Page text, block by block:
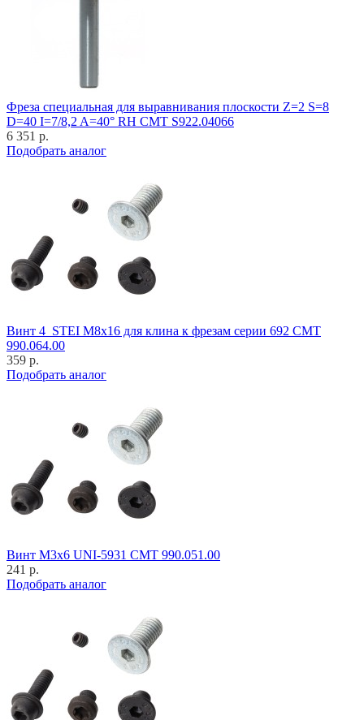
Фреза специальная для выравнивания плоскости Z=2 S=8
D=40 I=7/8,2 A=40° RH CMT S922.04066
6 351 р.
Подобрать аналог
Винт 4_STEI M8x16 для клина к фрезам серии 692 CMT
990.064.00
359 р.
Подобрать аналог
Винт M3x6 UNI-5931 CMT 990.051.00
241 р.
Подобрать аналог